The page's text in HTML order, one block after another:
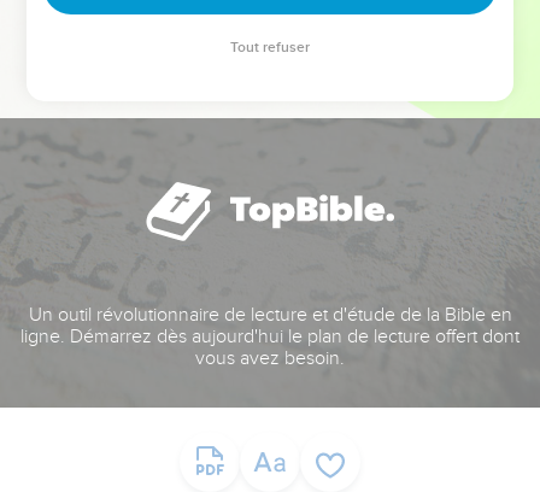
Un outil révolutionnaire de lecture et d'étude de la Bible en
ligne. Démarrez dès aujourd'hui le plan de lecture offert dont
vous avez besoin.
Tout refuser